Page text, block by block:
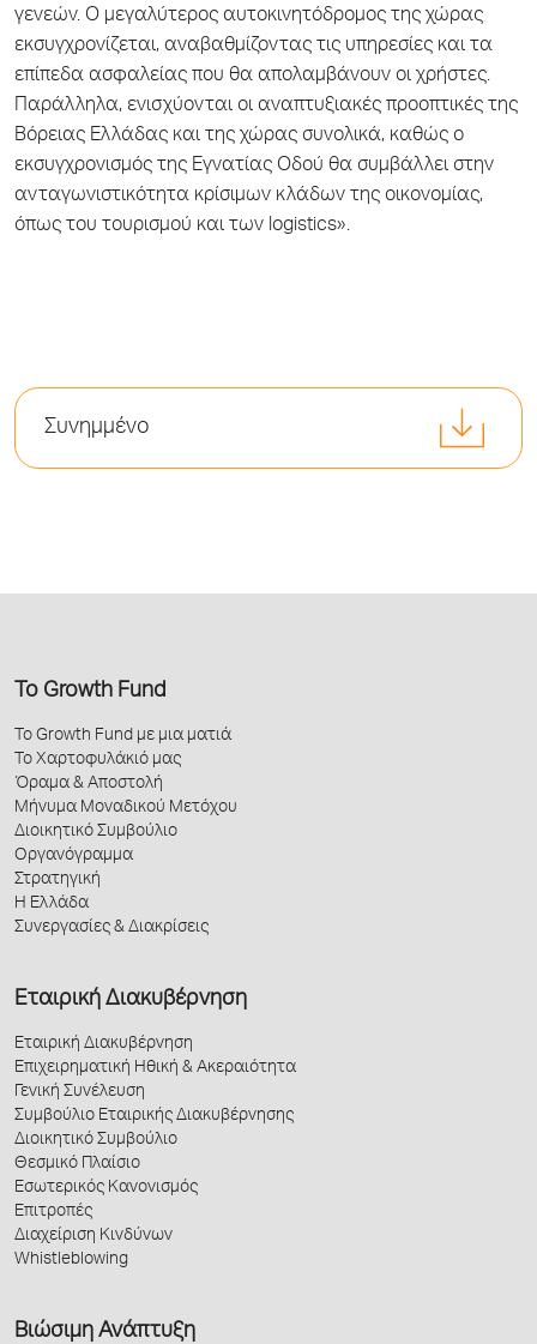
γενεών. Ο μεγαλύτερος αυτοκινητόδρομος της χώρας
εκσυγχρονίζεται, αναβαθμίζοντας τις υπηρεσίες και τα
επίπεδα ασφαλείας που θα απολαμβάνουν οι χρήστες.
Παράλληλα, ενισχύονται οι αναπτυξιακές προοπτικές της
Βόρειας Ελλάδας και της χώρας συνολικά, καθώς ο
εκσυγχρονισμός της Εγνατίας Οδού θα συμβάλλει στην
ανταγωνιστικότητα κρίσιμων κλάδων της οικονομίας,
όπως του τουρισμού και των logistics».
Συνημμένο
Το Growth Fund
Το Growth Fund με μια ματιά
Το Χαρτοφυλάκιό μας
Όραμα & Αποστολή
Μήνυμα Μοναδικού Μετόχου
Διοικητικό Συμβούλιο
Οργανόγραμμα
Στρατηγική
Η Ελλάδα
Συνεργασίες & Διακρίσεις
Εταιρική Διακυβέρνηση
Εταιρική Διακυβέρνηση
Επιχειρηματική Ηθική & Ακεραιότητα
Γενική Συνέλευση
Συμβούλιο Εταιρικής Διακυβέρνησης
Διοικητικό Συμβούλιο
Θεσμικό Πλαίσιο
Εσωτερικός Κανονισμός
Επιτροπές
Διαχείριση Κινδύνων
Whistleblowing
Βιώσιμη Ανάπτυξη